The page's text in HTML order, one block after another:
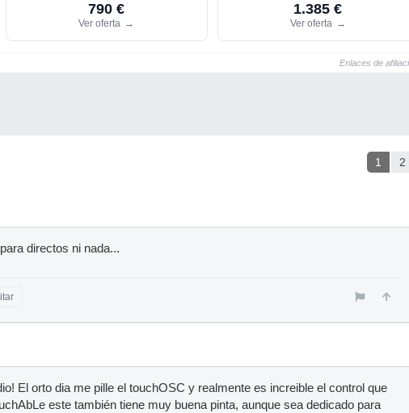
790 €
Ver oferta →
1.385 €
Ver oferta →
Enlaces de
1 2
directos ni nada...
El orto dia me pille el touchOSC y realmente es increible el control que
este también tiene muy buena pinta, aunque sea dedicado para